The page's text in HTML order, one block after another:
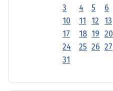
3
4 5 6
10
11 12 13
17
18 19 20
24
25 26 27
31